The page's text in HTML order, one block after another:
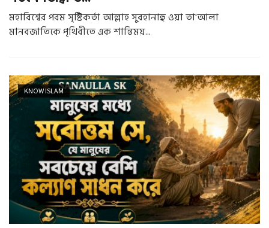
মহাবিশ্বের পরম সৃষ্টিকর্তা আল্লাহ সুবহানাহু ওয়া তা'আলা
মানবজাতিকে পৃথিবীতে এক শান্তিময়...
KNOW ISLAM